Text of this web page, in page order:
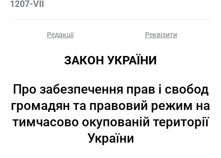
1207-VII
Редакції Реквізити
ЗАКОН УКРАЇНИ
Про забезпечення прав і свобод
громадян та правовий режим на
тимчасово окупованій території
України